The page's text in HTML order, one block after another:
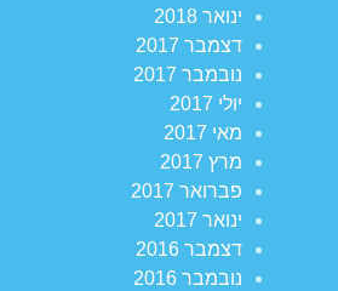
ינואר 2018
דצמבר 2017
נובמבר 2017
יולי 2017
מאי 2017
מרץ 2017
פברואר 2017
ינואר 2017
דצמבר 2016
נובמבר 2016